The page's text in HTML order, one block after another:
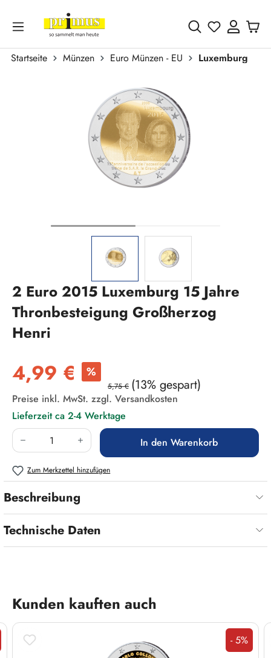
Zum Hauptinhalt springen
Du hast 0
Startseite Münzen Euro Münzen - EU
Luxemburg
2 Euro 2015 Luxemburg 15 Jahre
Thronbesteigung Großherzog
Henri
Verkaufspreis:
4,99 € %
5,75 € (13% gespart)
Preise inkl. MwSt. zzgl. Versandkosten
Lieferzeit ca 2-4 Werktage
Produkt Anzahl: Gib den gewünschten Wert
In den Warenkorb
Zum Merkzettel hinzufügen
Beschreibung
Technische Daten
Produktgalerie überspringen
Kunden kauften auch
Rabatt
- 5%